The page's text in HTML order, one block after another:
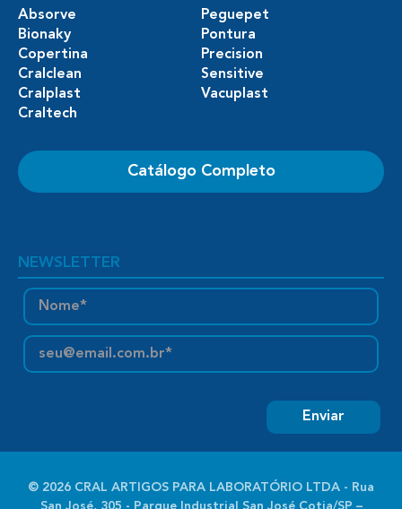
Absorve
Bionaky
Copertina
Cralclean
Cralplast
Craltech
Peguepet
Pontura
Precision
Sensitive
Vacuplast
Catálogo Completo
NEWSLETTER
© 2026 CRAL ARTIGOS PARA LABORATÓRIO LTDA - Rua
San José, 305 - Parque Industrial San José Cotia/SP –